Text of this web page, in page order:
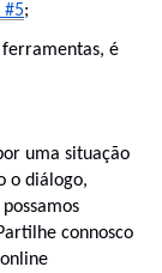
#5;
é
uma situação
o diálogo,
connosco